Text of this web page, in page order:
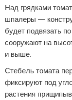
Над грядками
шпалеры —
будет подвязать
сооружают на
и выше.
Стебель томата
фиксируют под
растения